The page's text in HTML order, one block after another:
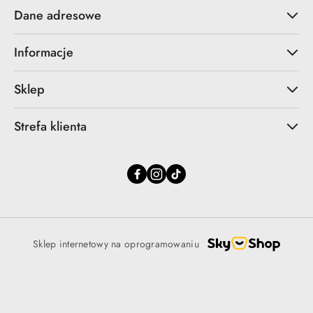
Dane adresowe
Informacje
Sklep
Strefa klienta
Sklep internetowy na oprogramowaniu